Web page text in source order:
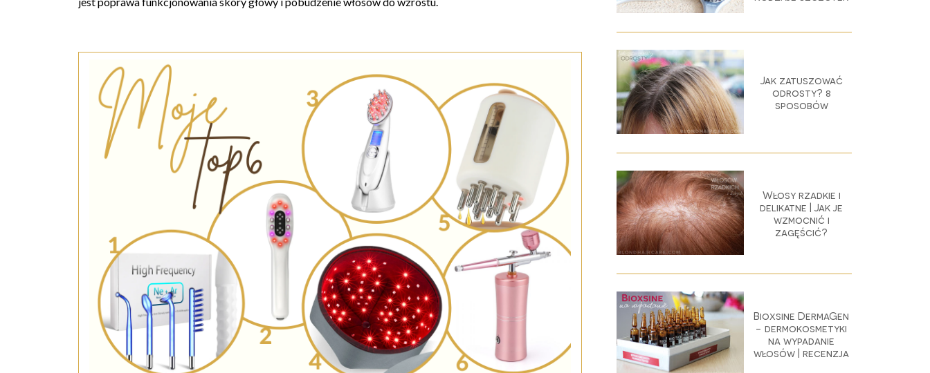
Jak zatuszować
odrosty? 8
sposobów
Włosy rzadkie i
delikatne | Jak je
wzmocnić i
zagęścić?
Bioxsine DermaGen
- dermokosmetyki
na wypadanie
włosów | recenzja